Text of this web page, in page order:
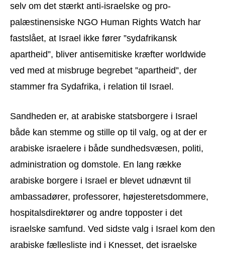
selv om det stærkt anti-israelske og pro-
palæstinensiske NGO Human Rights Watch har
fastslået, at Israel ikke fører ”sydafrikansk
apartheid”, bliver antisemitiske kræfter worldwide
ved med at misbruge begrebet ”apartheid”, der
stammer fra Sydafrika, i relation til Israel.
Sandheden er, at arabiske statsborgere i Israel
både kan stemme og stille op til valg, og at der er
arabiske israelere i både sundhedsvæsen, politi,
administration og domstole. En lang række
arabiske borgere i Israel er blevet udnævnt til
ambassadører, professorer, højesteretsdommere,
hospitalsdirektører og andre topposter i det
israelske samfund. Ved sidste valg i Israel kom den
arabiske fællesliste ind i Knesset, det israelske